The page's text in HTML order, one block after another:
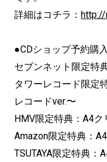
詳細はコチラ：
●CDショップ予約購
セブンネット限定特
タワーレコード限定
レコードver.〜
HMV限定特典：A4
Amazon限定特典：
TSUTAYA限定特典：